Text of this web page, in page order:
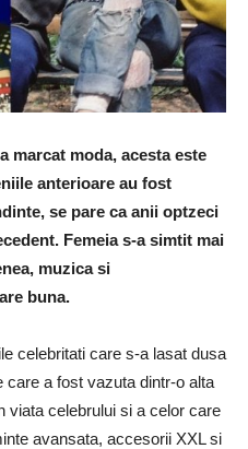
marcat moda, acesta este
anterioare au fost
se pare ca anii optzeci
Femeia s-a simtit mai
muzica si
buna.
celebritati care s-a lasat dusa
care a fost vazuta dintr-o alta
viata celebrului si a celor care
avansata, accesorii XXL si